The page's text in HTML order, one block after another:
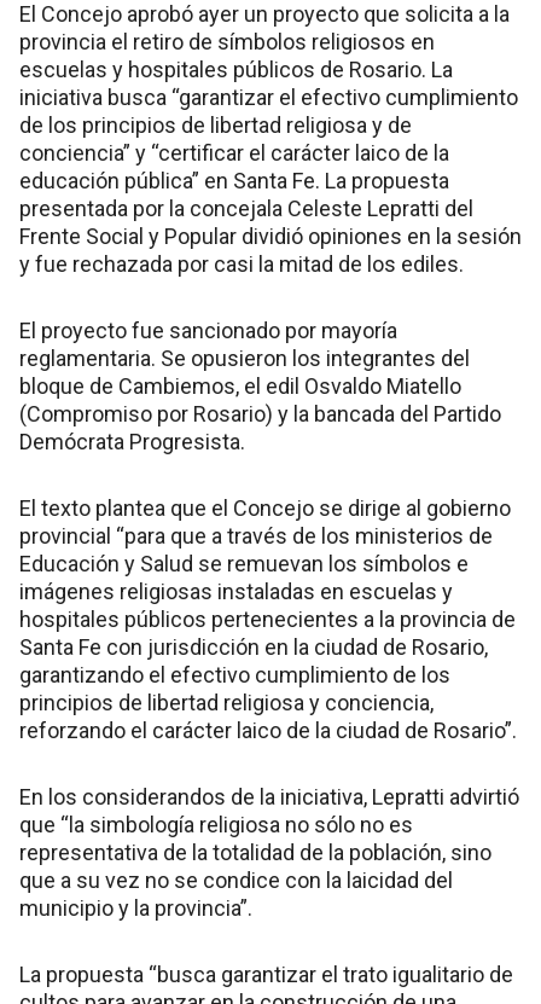
El Concejo aprobó ayer un proyecto que solicita a la
provincia el retiro de símbolos religiosos en
escuelas y hospitales públicos de Rosario. La
iniciativa busca “garantizar el efectivo cumplimiento
de los principios de libertad religiosa y de
conciencia” y “certificar el carácter laico de la
educación pública” en Santa Fe. La propuesta
presentada por la concejala Celeste Lepratti del
Frente Social y Popular dividió opiniones en la sesión
y fue rechazada por casi la mitad de los ediles.
El proyecto fue sancionado por mayoría
reglamentaria. Se opusieron los integrantes del
bloque de Cambiemos, el edil Osvaldo Miatello
(Compromiso por Rosario) y la bancada del Partido
Demócrata Progresista.
El texto plantea que el Concejo se dirige al gobierno
provincial “para que a través de los ministerios de
Educación y Salud se remuevan los símbolos e
imágenes religiosas instaladas en escuelas y
hospitales públicos pertenecientes a la provincia de
Santa Fe con jurisdicción en la ciudad de Rosario,
garantizando el efectivo cumplimiento de los
principios de libertad religiosa y conciencia,
reforzando el carácter laico de la ciudad de Rosario”.
En los considerandos de la iniciativa, Lepratti advirtió
que “la simbología religiosa no sólo no es
representativa de la totalidad de la población, sino
que a su vez no se condice con la laicidad del
municipio y la provincia”.
La propuesta “busca garantizar el trato igualitario de